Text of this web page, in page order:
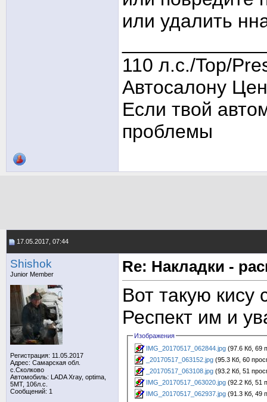
или удалить
110 л.с./Top/
Автосалону
Если твой
проблемы
17.05.2017, 07:44
Shishok
Junior Member
Регистрация: 11.05.2017
Адрес: Самарская обл.
с.Сколково
Автомобиль: LADA Xray, optima,
5MT, 106л.с.
Сообщений: 1
Re: Накладки -
Вот такую кису
Респект им и
Изображения
IMG_20170517_062844.jpg (97.6 Кб, 69
_20170517_063152.jpg (95.3 Кб, 60
_20170517_063108.jpg (93.2 Кб, 51
IMG_20170517_063020.jpg (92.2 Кб, 51
IMG_20170517_062937.jpg (91.3 Кб, 49